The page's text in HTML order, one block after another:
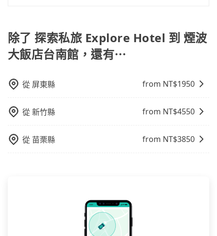
或規模較小的飯店，有可能再多平台同時上架而發生超
賣的現象，便有可能到了現場卻沒房可住的窘境，所以
在預定時要不選擇評分高、評論多的飯店，不然就是還
煩，有些時候直接打電話問的價格可能比民宿訂房網來
介意多花一點錢省下這些瑣碎的事，台灣本土的AsiaYo
或者國際Airbnb都值得推薦。
公里內，需額外支付 200 元，且每個點最多停留 5 分
鐘。加點費用可以在乘車當天下車前給司機現付。如果
您選擇「計時包車」，中途需要加點停靠，則不需要額
除了 探索私旅 Explore Hotel 到 煙波
大飯店台南館，還有⋯
從 屏東縣 from NT$1950
從新竹縣 from NT$4550
從 苗栗縣 from NT$3850